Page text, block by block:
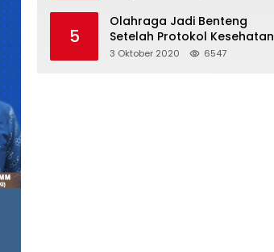
5
Olahraga Jadi Benteng
Setelah Protokol Kesehatan
3 Oktober 2020 6547